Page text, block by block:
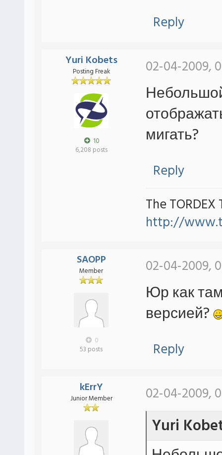
Reply
Yuri Kobets
Posting Freak
10
6,208 posts
02-04-2009,
мигать?
Reply
The TORDEX
http://
SAOPP
Member
0
53 posts
02-04-2009,
Юр как
версией?
Reply
kErrY
Junior Member 02-04-2009,
Yuri